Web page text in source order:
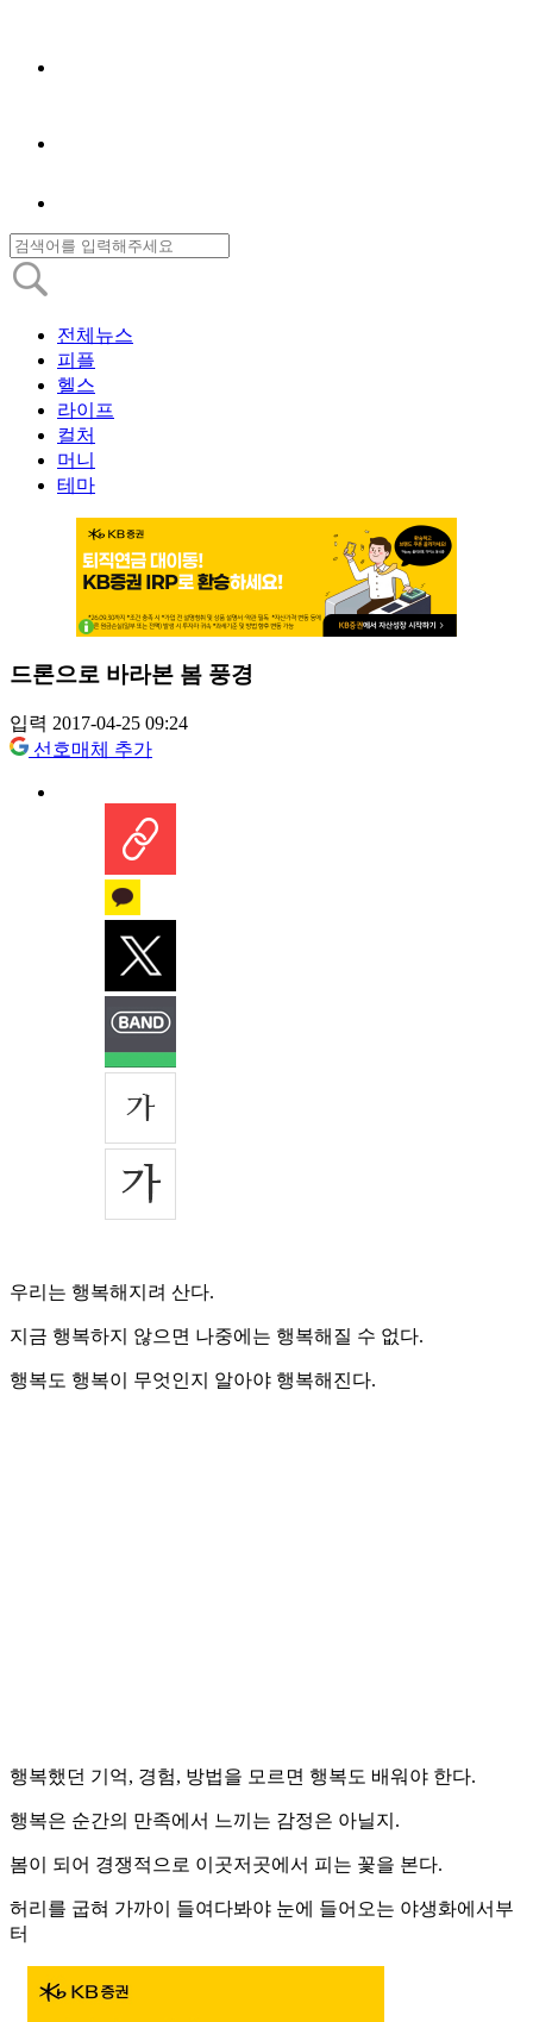
전체뉴스
피플
헬스
라이프
컬처
머니
테마
드론으로 바라본 봄 풍경
입력 2017-04-25 09:24
선호매체 추가
우리는 행복해지려 산다.
지금 행복하지 않으면 나중에는 행복해질 수 없다.
행복도 행복이 무엇인지 알아야 행복해진다.
행복했던 기억, 경험, 방법을 모르면 행복도 배워야 한다.
행복은 순간의 만족에서 느끼는 감정은 아닐지.
봄이 되어 경쟁적으로 이곳저곳에서 피는 꽃을 본다.
허리를 굽혀 가까이 들여다봐야 눈에 들어오는 야생화에서부
터